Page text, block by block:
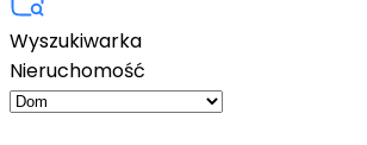
Wyszukiwarka
Nieruchomość